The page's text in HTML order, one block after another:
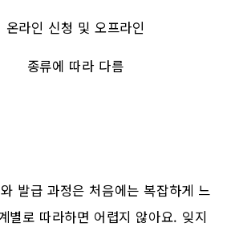
온라인 신청 및 오프라인
종류에 따라 다름
발급 과정은 처음에는 복잡하게 느
별로 따라하면 어렵지 않아요. 잊지